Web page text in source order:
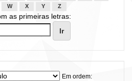
W X Y Z
as primeiras letras:
Em ordem: